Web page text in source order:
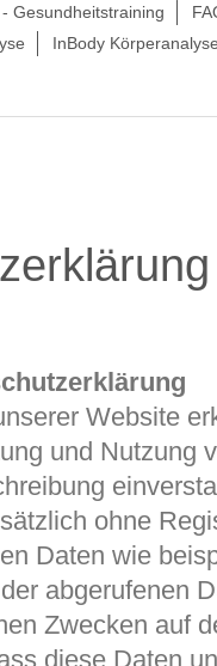
Gesundheitstraining
InBody
Website
und Nutzung
ohne
Daten wie
abgerufenen
Zwecken auf
diese Daten